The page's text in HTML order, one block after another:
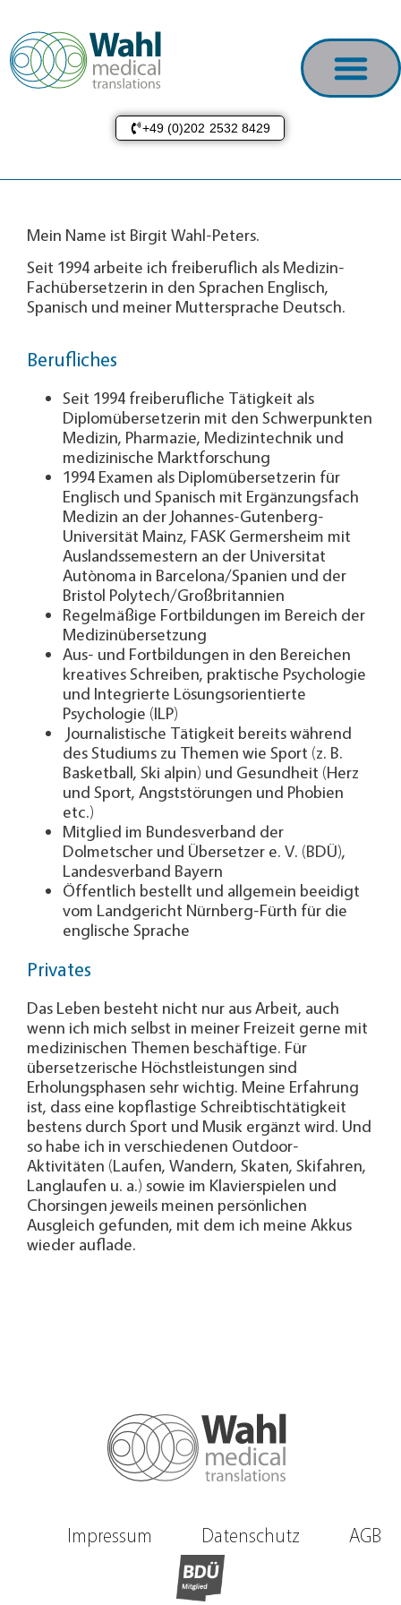
+49 (0)202 2532 8429
Mein Name ist Birgit Wahl-Peters.
Seit 1994 arbeite ich freiberuflich als Medizin-
Fachübersetzerin in den Sprachen Englisch,
Spanisch und meiner Muttersprache Deutsch.
Berufliches
Seit 1994 freiberufliche Tätigkeit als
Diplomübersetzerin mit den Schwerpunkten
Medizin, Pharmazie, Medizintechnik und
medizinische Marktforschung
1994 Examen als Diplomübersetzerin für
Englisch und Spanisch mit Ergänzungsfach
Medizin an der Johannes-Gutenberg-
Universität Mainz, FASK Germersheim mit
Auslandssemestern an der Universitat
Autònoma in Barcelona/Spanien und der
Bristol Polytech/Großbritannien
Regelmäßige Fortbildungen im Bereich der
Medizinübersetzung
Aus- und Fortbildungen in den Bereichen
kreatives Schreiben, praktische Psychologie
und Integrierte Lösungsorientierte
Psychologie (ILP)
Journalistische Tätigkeit bereits während
des Studiums zu Themen wie Sport (z. B.
Basketball, Ski alpin) und Gesundheit (Herz
und Sport, Angststörungen und Phobien
etc.)
Mitglied im Bundesverband der
Dolmetscher und Übersetzer e. V. (BDÜ),
Landesverband Bayern
Öffentlich bestellt und allgemein beeidigt
vom Landgericht Nürnberg-Fürth für die
englische Sprache
Privates
Das Leben besteht nicht nur aus Arbeit, auch
wenn ich mich selbst in meiner Freizeit gerne mit
medizinischen Themen beschäftige. Für
übersetzerische Höchstleistungen sind
Erholungsphasen sehr wichtig. Meine Erfahrung
ist, dass eine kopflastige Schreibtischtätigkeit
bestens durch Sport und Musik ergänzt wird. Und
so habe ich in verschiedenen Outdoor-
Aktivitäten (Laufen, Wandern, Skaten, Skifahren,
Langlaufen u. a.) sowie im Klavierspielen und
Chorsingen jeweils meinen persönlichen
Ausgleich gefunden, mit dem ich meine Akkus
wieder auflade.
Impressum Datenschutz AGB